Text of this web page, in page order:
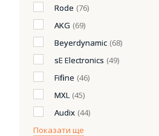
Rode (76)
AKG (69)
Beyerdynamic (68)
sE Electronics (49)
Fifine (46)
MXL (45)
Audix (44)
Показати ще